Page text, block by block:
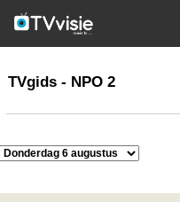
TVgids
TVgids - NPO 2